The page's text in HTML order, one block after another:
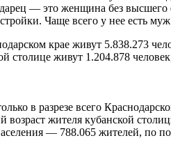
— это женщина без высшего
Чаще всего у нее есть
крае живут 5.838.273
столице живут 1.204.878
в разрезе всего
возраст жителя кубанской
— 788.065 жителей, по